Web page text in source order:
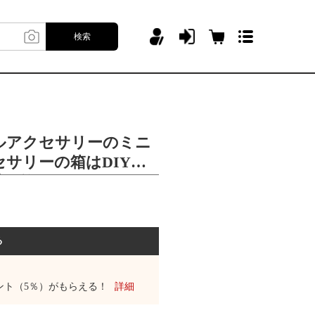
検索
アクセサリーのミニ
リーの箱はDIY白k
ト（5％）がもらえる！ 詳細